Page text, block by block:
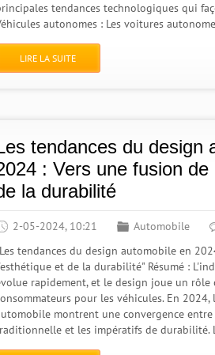
tendances technologiques qui
autonomes : Les voitures
LIRE LA SUITE
tendances du design
: Vers une fusion
la durabilité
2-05-2024, 10:21 Automobile
tendances du design automobile en
et de la durabilité" Résumé :
rapidement, et le design joue un
pour les véhicules. En 2024,
montrent une convergence
et les impératifs de durabilité.